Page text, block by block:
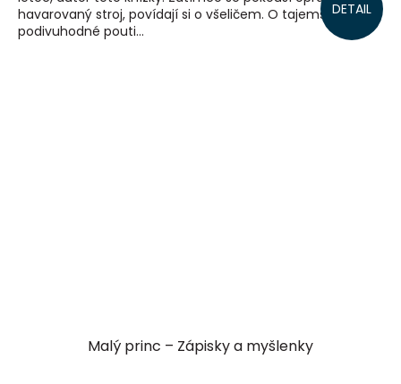
DETAIL
havarovaný stroj, povídají si o všeličem. O tajemství
podivuhodné pouti...
Malý princ – Zápisky a myšlenky